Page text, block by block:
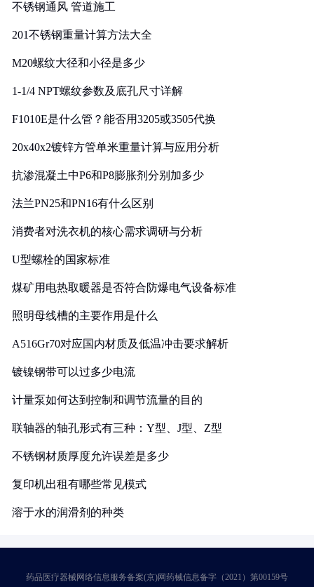
不锈钢通风 管道施工
201不锈钢重量计算方法大全
M20螺纹大径和小径是多少
1-1/4 NPT螺纹参数及底孔尺寸详解
F1010E是什么管？能否用3205或3505代换
20x40x2镀锌方管单米重量计算与应用分析
抗渗混凝土中P6和P8膨胀剂分别加多少
法兰PN25和PN16有什么区别
消费者对洗衣机的核心需求调研与分析
U型螺栓的国家标准
煤矿用电热取暖器是否符合防爆电气设备标准
照明母线槽的主要作用是什么
A516Gr70对应国内材质及低温冲击要求解析
镀镍钢带可以过多少电流
计量泵如何达到控制和调节流量的目的
联轴器的轴孔形式有三种：Y型、J型、Z型
不锈钢材质厚度允许误差是多少
复印机出租有哪些常见模式
溶于水的润滑剂的种类
药品医疗器械网络信息服务备案(京)网药械信息备字（2021）第00159号